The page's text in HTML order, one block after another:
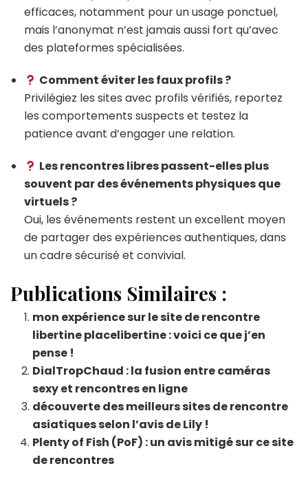
efficaces, notamment pour un usage ponctuel,
mais l’anonymat n’est jamais aussi fort qu’avec
des plateformes spécialisées.
Comment éviter les faux profils ?
Privilégiez les sites avec profils vérifiés, reportez
les comportements suspects et testez la
patience avant d’engager une relation.
Les rencontres libres passent-elles plus
souvent par des événements physiques que
virtuels ?
Oui, les événements restent un excellent moyen
de partager des expériences authentiques, dans
un cadre sécurisé et convivial.
Publications Similaires :
mon expérience sur le site de rencontre
libertine placelibertine : voici ce que j’en
pense !
DialTropChaud : la fusion entre caméras
sexy et rencontres en ligne
découverte des meilleurs sites de rencontre
asiatiques selon l’avis de Lily !
Plenty of Fish (PoF) : un avis mitigé sur ce site
de rencontres